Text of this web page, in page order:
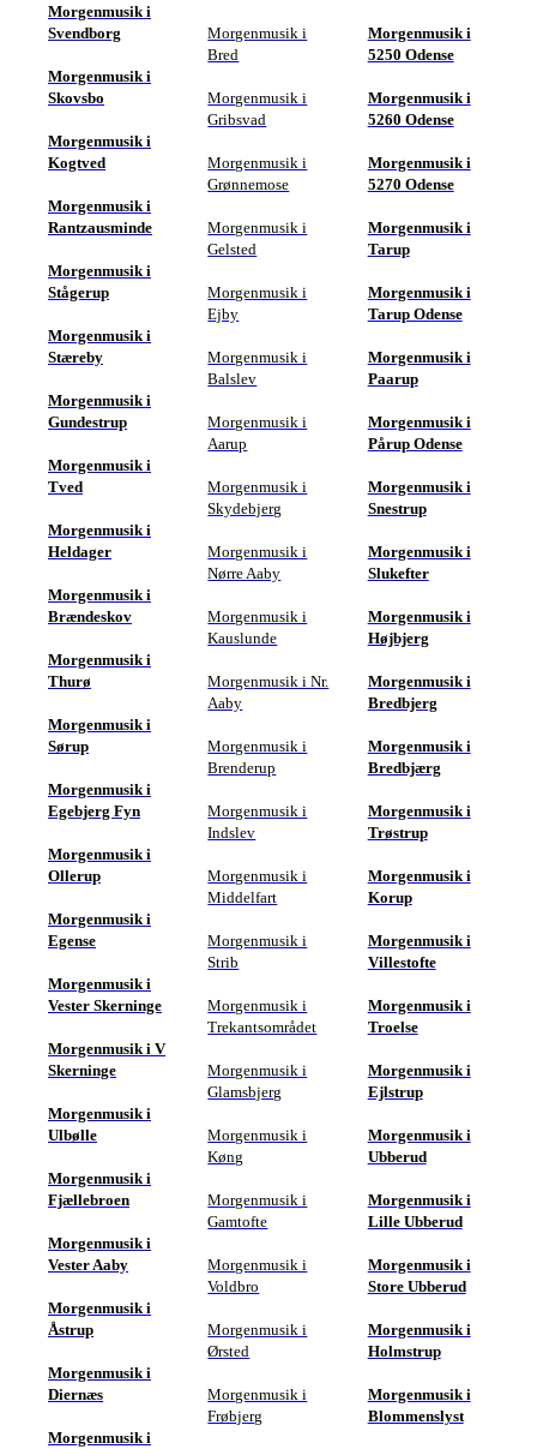
Morgenmusik i
Svendborg
Morgenmusik i
Skovsbo
Morgenmusik i
Kogtved
Morgenmusik i
Rantzausminde
Morgenmusik i
Stågerup
Morgenmusik i
Stæreby
Morgenmusik i
Gundestrup
Morgenmusik i
Tved
Morgenmusik i
Heldager
Morgenmusik i
Brændeskov
Morgenmusik i
Thurø
Morgenmusik i
Sørup
Morgenmusik i
Egebjerg Fyn
Morgenmusik i
Ollerup
Morgenmusik i
Egense
Morgenmusik i
Vester Skerninge
Morgenmusik i V
Skerninge
Morgenmusik i
Ulbølle
Morgenmusik i
Fjællebroen
Morgenmusik i
Vester Aaby
Morgenmusik i
Åstrup
Morgenmusik i
Diernæs
Morgenmusik i
Morgenmusik i
Bred
Morgenmusik i
Gribsvad
Morgenmusik i
Grønnemose
Morgenmusik i
Gelsted
Morgenmusik i
Ejby
Morgenmusik i
Balslev
Morgenmusik i
Aarup
Morgenmusik i
Skydebjerg
Morgenmusik i
Nørre Aaby
Morgenmusik i
Kauslunde
Morgenmusik i Nr.
Aaby
Morgenmusik i
Brenderup
Morgenmusik i
Indslev
Morgenmusik i
Middelfart
Morgenmusik i
Strib
Morgenmusik i
Trekantsområdet
Morgenmusik i
Glamsbjerg
Morgenmusik i
Køng
Morgenmusik i
Gamtofte
Morgenmusik i
Voldbro
Morgenmusik i
Ørsted
Morgenmusik i
Frøbjerg
Morgenmusik i
5250 Odense
Morgenmusik i
5260 Odense
Morgenmusik i
5270 Odense
Morgenmusik i
Tarup
Morgenmusik i
Tarup Odense
Morgenmusik i
Paarup
Morgenmusik i
Pårup Odense
Morgenmusik i
Snestrup
Morgenmusik i
Slukefter
Morgenmusik i
Højbjerg
Morgenmusik i
Bredbjerg
Morgenmusik i
Bredbjærg
Morgenmusik i
Trøstrup
Morgenmusik i
Korup
Morgenmusik i
Villestofte
Morgenmusik i
Troelse
Morgenmusik i
Ejlstrup
Morgenmusik i
Ubberud
Morgenmusik i
Lille Ubberud
Morgenmusik i
Store Ubberud
Morgenmusik i
Holmstrup
Morgenmusik i
Blommenslyst